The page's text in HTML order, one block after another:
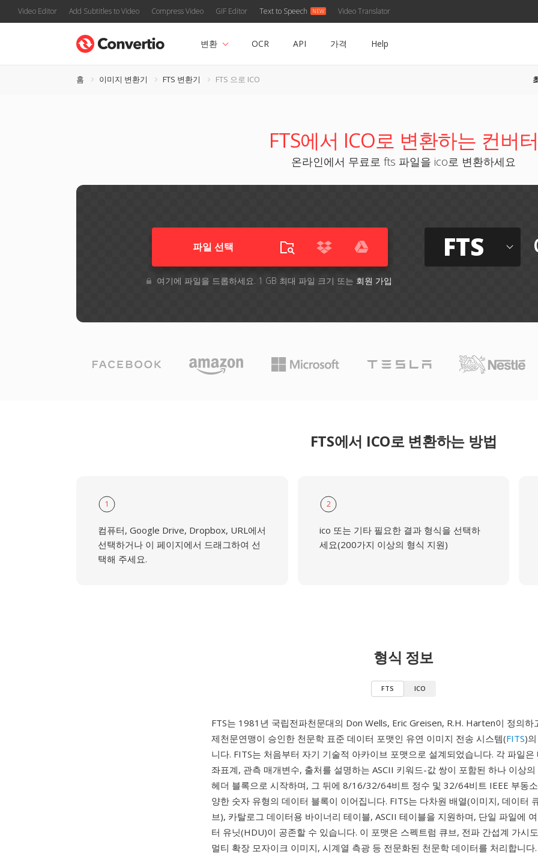
Video Editor Add Subtitles to Video Compress Video GIF Editor Text to Speech Video Translator
변환 OCR API 가격 Help
홈 이미지 변환기 FTS 변환기 FTS 으로 ICO
FTS에서 ICO로 변환하는 컨버터
온라인에서 무료로 fts 파일을 ico로 변환하세요
파일 선택
여기에 파일을 드롭하세요. 1 GB 최대 파일 크기 또는 회원 가입
FTS
FTS에서 ICO로 변환하는 방법
1
컴퓨터, Google Drive, Dropbox, URL에서
선택하거나 이 페이지에서 드래그하여 선
택해 주세요.
2
ico 또는 기타 필요한 결과 형식을 선택하
세요(200가지 이상의 형식 지원)
형식 정보
FTS ICO
FTS는 1981년 국립전파천문대의 Don Wells, Eric Greisen, R.H. Harten이 정의하
제천문연맹이 승인한 천문학 표준 데이터 포맷인 유연 이미지 전송 시스템(FITS)
니다. FITS는 처음부터 자기 기술적 아카이브 포맷으로 설계되었습니다. 각 파일은
좌표계, 관측 매개변수, 출처를 설명하는 ASCII 키워드-값 쌍이 포함된 하나 이상
헤더 블록으로 시작하며, 그 뒤에 8/16/32/64비트 정수 및 32/64비트 IEEE 부동
양한 숫자 유형의 데이터 블록이 이어집니다. FITS는 다차원 배열(이미지, 데이터
브), 카탈로그 데이터용 바이너리 테이블, ASCII 테이블을 지원하며, 단일 파일에
터 유닛(HDU)이 공존할 수 있습니다. 이 포맷은 스펙트럼 큐브, 전파 간섭계 가시
멀티 확장 모자이크 이미지, 시계열 측광 등 전문화된 천문학 데이터를 처리합니다